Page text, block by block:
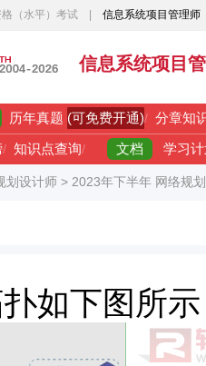
（水平）考试 信息系统项目管理师
信息系统项目
历年真题 (可免费开通)/ 分章知
/ 知识点查询/ 文档 学习
划设计师 > 2023年下半年 网络规
如下图所示